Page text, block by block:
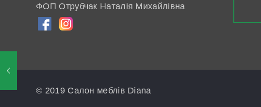
ФОП Отрубчак Наталія Михайлівна
© 2019 Салон меблів Diana